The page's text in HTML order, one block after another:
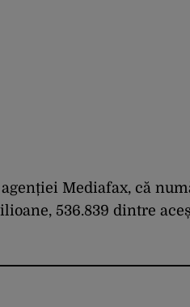
Mediafax, că
536.839 dintre